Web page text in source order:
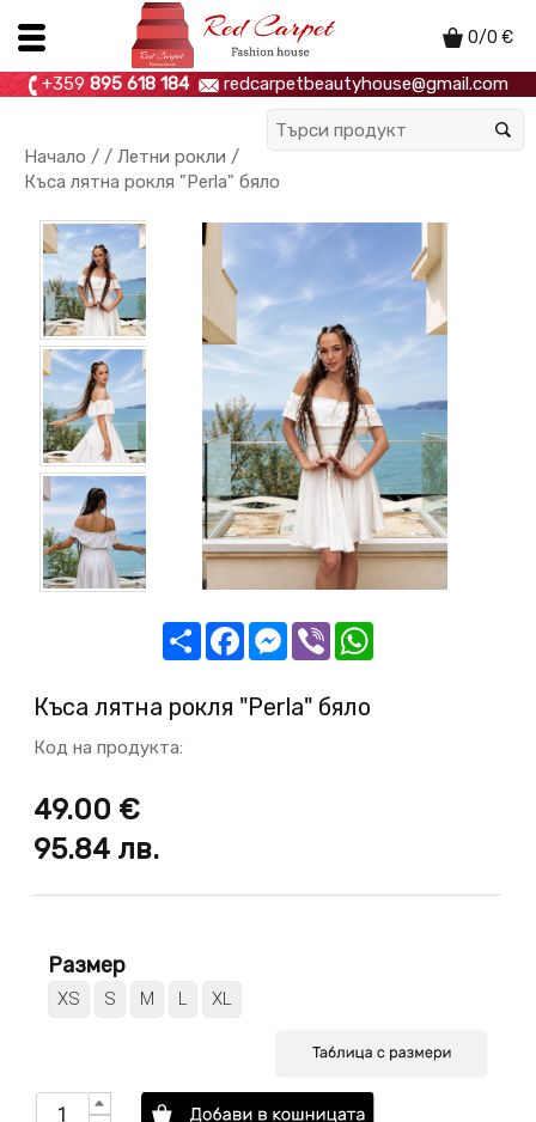
0/0 €
+359 895 618 184 redcarpetbeautyhouse@gmail.com
Начало / / Летни рокли /
Къса лятна рокля "Perla" бяло
ShareFacebookMessenger
Viber
Къса лятна рокля "Perla" бяло
Код на продукта:
49.00 €
95.84 лв.
Размер
XS S M L XL